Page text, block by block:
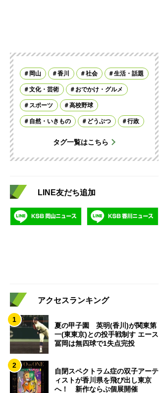
岡山 香川 社会 生活・話題
文化・芸術 おでかけ・グルメ
スポーツ 高校野球
自然・いきもの どうぶつ 行政
タグ一覧はこちら
LINE友だち追加
アクセスランキング
1
夏の甲子園 英明(香川)が関東第
一(東東京)との投手戦制す エース
冨岡は無四球で1失点完投
2
自閉スペクトラム症の双子アーテ
ィストが香川県を飛び出し東京
へ！ 新作ならぶ個展開催